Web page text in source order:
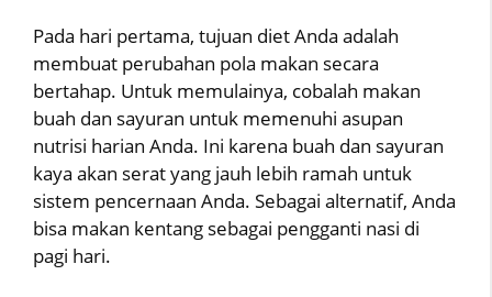
Pada hari pertama, tujuan diet Anda adalah
membuat perubahan pola makan secara
bertahap. Untuk memulainya, cobalah makan
buah dan sayuran untuk memenuhi asupan
nutrisi harian Anda. Ini karena buah dan sayuran
kaya akan serat yang jauh lebih ramah untuk
sistem pencernaan Anda. Sebagai alternatif, Anda
bisa makan kentang sebagai pengganti nasi di
pagi hari.